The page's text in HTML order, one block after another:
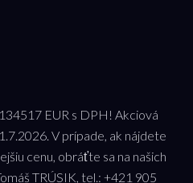
EUR s DPH! Akciová
V prípade, ak nájdete
cenu, obráťte sa na našich
TRÚSIK, tel.: +421 905